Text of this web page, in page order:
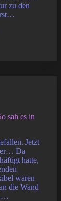
zu den
sah es in
Jetzt
Da
hatte,
waren
die Wand